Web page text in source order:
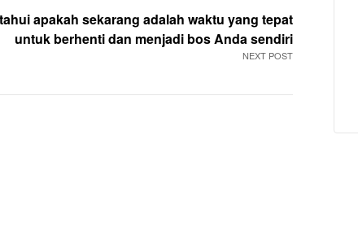
NEXT POST
apakah sekarang adalah waktu yang tepat
untuk berhenti dan menjadi bos Anda sendiri